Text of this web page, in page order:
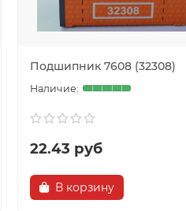
В феврале текущего года
инотекс» привез из Китая
Подшипник 7608 (32308)
22.43 руб
В корзину